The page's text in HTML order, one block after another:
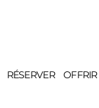
RÉSERVER OFFRIR